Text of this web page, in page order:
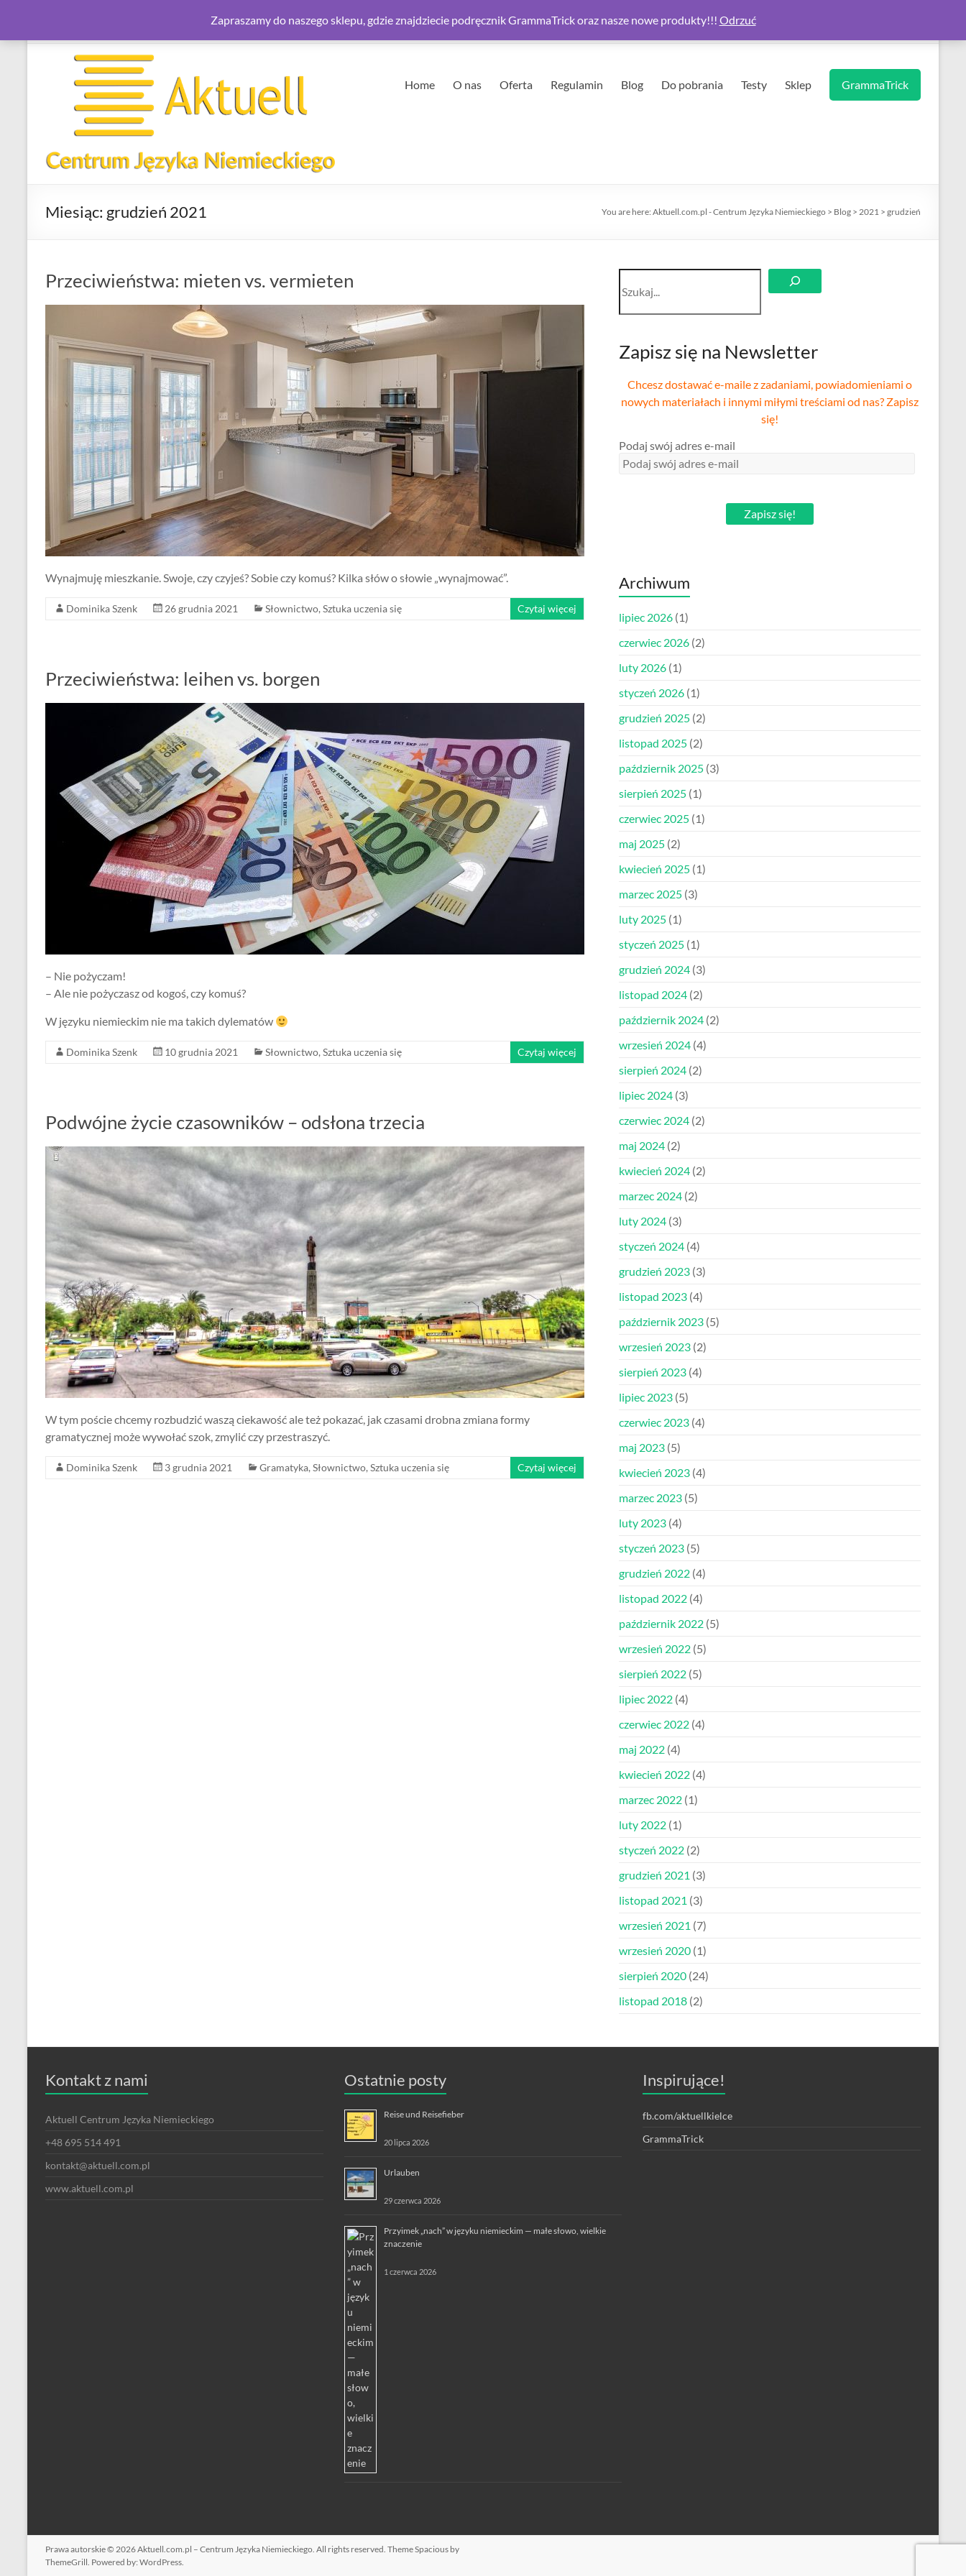
to
Aktuell.com.pl
Centrum
Języka
Niemieckiego
Centrum
Home O nas Oferta Regulamin Blog Do pobrania Testy Sklep GrammaTrick
Miesiąc: grudzień 2021 You are here: Aktuell.com.pl - Centrum Języka Niemieckiego > Blog > 2021 > grudzień
Przeciwieństwa: mieten vs. vermieten
Wynajmuję mieszkanie. Swoje, czy czyjeś? Sobie czy komuś? Kilka słów o słowie „wynajmować”.
Dominika Szenk 26 grudnia 2021 Słownictwo, Sztuka uczenia się Czytaj więcej
Przeciwieństwa: leihen vs. borgen
– Nie pożyczam!
– Ale nie pożyczasz od kogoś, czy komuś?
W języku niemieckim nie ma takich dylematów
Dominika Szenk 10 grudnia 2021 Słownictwo, Sztuka uczenia się Czytaj więcej
Podwójne życie czasowników – odsłona trzecia
W tym poście chcemy rozbudzić waszą ciekawość ale też pokazać, jak czasami drobna zmiana formy
gramatycznej może wywołać szok, zmylić czy przestraszyć.
Dominika Szenk 3 grudnia 2021 Gramatyka, Słownictwo, Sztuka uczenia się Czytaj więcej
Szukaj
Zapisz się na Newsletter
Chcesz dostawać e-maile z zadaniami, powiadomieniami o
nowych materiałach i innymi miłymi treściami od nas? Zapisz
się!
Podaj swój adres e-mail
Zapisz się!
Archiwum
lipiec 2026 (1)
czerwiec 2026 (2)
luty 2026 (1)
styczeń 2026 (1)
grudzień 2025 (2)
listopad 2025 (2)
październik 2025 (3)
sierpień 2025 (1)
czerwiec 2025 (1)
maj 2025 (2)
kwiecień 2025 (1)
marzec 2025 (3)
luty 2025 (1)
styczeń 2025 (1)
grudzień 2024 (3)
listopad 2024 (2)
październik 2024 (2)
wrzesień 2024 (4)
sierpień 2024 (2)
lipiec 2024 (3)
czerwiec 2024 (2)
maj 2024 (2)
kwiecień 2024 (2)
marzec 2024 (2)
luty 2024 (3)
styczeń 2024 (4)
grudzień 2023 (3)
listopad 2023 (4)
październik 2023 (5)
wrzesień 2023 (2)
sierpień 2023 (4)
lipiec 2023 (5)
czerwiec 2023 (4)
maj 2023 (5)
kwiecień 2023 (4)
marzec 2023 (5)
luty 2023 (4)
styczeń 2023 (5)
grudzień 2022 (4)
listopad 2022 (4)
październik 2022 (5)
wrzesień 2022 (5)
sierpień 2022 (5)
lipiec 2022 (4)
czerwiec 2022 (4)
maj 2022 (4)
kwiecień 2022 (4)
marzec 2022 (1)
luty 2022 (1)
styczeń 2022 (2)
grudzień 2021 (3)
listopad 2021 (3)
wrzesień 2021 (7)
wrzesień 2020 (1)
sierpień 2020 (24)
listopad 2018 (2)
Kontakt z nami
Aktuell Centrum Języka Niemieckiego
+48 695 514 491
kontakt@aktuell.com.pl
www.aktuell.com.pl
Ostatnie posty
Reise und Reisefieber
20 lipca 2026
Urlauben
29 czerwca 2026
Przyimek „nach” w języku niemieckim — małe słowo, wielkie
znaczenie
1 czerwca 2026
Inspirujące!
fb.com/aktuellkielce
GrammaTrick
Prawa autorskie © 2026Aktuell.com.pl – Centrum Języka Niemieckiego. All rights reserved. ThemeSpacious by
ThemeGrill. Powered by: WordPress.
Zapraszamy do naszego sklepu, gdzie znajdziecie podręcznik GrammaTrick oraz nasze nowe produkty!!! Odrzuć